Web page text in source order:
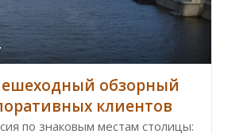
обзорный
клиентов
по знаковым местам столицы: